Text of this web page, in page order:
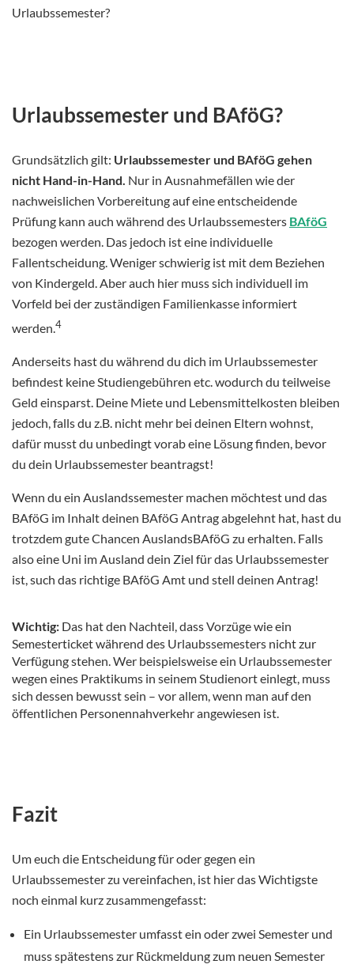
Urlaubssemester?
Urlaubssemester und BAföG?
Grundsätzlich gilt: Urlaubssemester und BAföG gehen
nicht Hand-in-Hand. Nur in Ausnahmefällen wie der
nachweislichen Vorbereitung auf eine entscheidende
Prüfung kann auch während des Urlaubssemesters BAföG
bezogen werden. Das jedoch ist eine individuelle
Fallentscheidung. Weniger schwierig ist mit dem Beziehen
von Kindergeld. Aber auch hier muss sich individuell im
Vorfeld bei der zuständigen Familienkasse informiert
werden.4
Anderseits hast du während du dich im Urlaubssemester
befindest keine Studiengebühren etc. wodurch du teilweise
Geld einsparst. Deine Miete und Lebensmittelkosten bleiben
jedoch, falls du z.B. nicht mehr bei deinen Eltern wohnst,
dafür musst du unbedingt vorab eine Lösung finden, bevor
du dein Urlaubssemester beantragst!
Wenn du ein Auslandssemester machen möchtest und das
BAföG im Inhalt deinen BAföG Antrag abgelehnt hat, hast du
trotzdem gute Chancen AuslandsBAföG zu erhalten. Falls
also eine Uni im Ausland dein Ziel für das Urlaubssemester
ist, such das richtige BAföG Amt und stell deinen Antrag!
Wichtig: Das hat den Nachteil, dass Vorzüge wie ein
Semesterticket während des Urlaubssemesters nicht zur
Verfügung stehen. Wer beispielsweise ein Urlaubssemester
wegen eines Praktikums in seinem Studienort einlegt, muss
sich dessen bewusst sein – vor allem, wenn man auf den
öffentlichen Personennahverkehr angewiesen ist.
Fazit
Um euch die Entscheidung für oder gegen ein
Urlaubssemester zu vereinfachen, ist hier das Wichtigste
noch einmal kurz zusammengefasst:
Ein Urlaubssemester umfasst ein oder zwei Semester und
muss spätestens zur Rückmeldung zum neuen Semester